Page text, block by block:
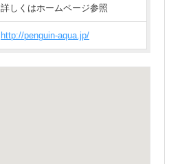
詳しくはホームページ参照
http://penguin-aqua.jp/